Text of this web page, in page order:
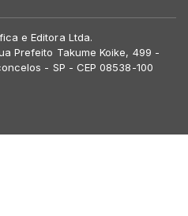
e Editora Ltda.
Prefeito Takume Koike, 499 -
- SP - CEP 08538-100